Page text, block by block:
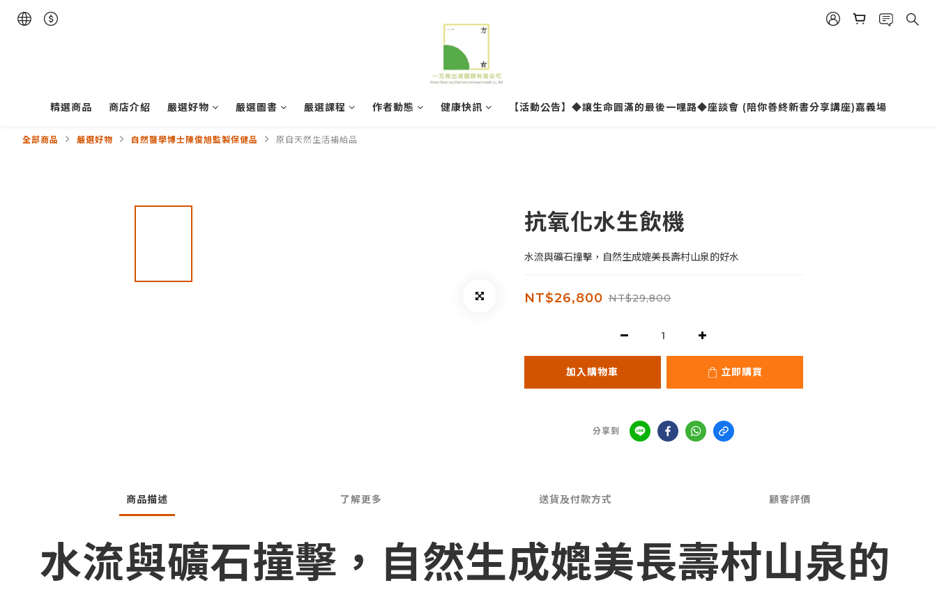
精選商品 商店介紹 嚴選好物 嚴選圖書 嚴選課程 作者動態 健康快訊 【活動公告】◆讓生命圓滿的最後一哩路◆座談會 (陪你善終新書分享講座)嘉義場
全部商品 嚴選好物 自然醫學博士陳俊旭監製保健品 原自天然生活補給品
抗氧化水生飲機
水流與礦石撞擊，自然生成媲美長壽村山泉的好水
NT$26,800 NT$29,800
加入購物車 立即購買
分享到
商品描述 了解更多 送貨及付款方式 顧客評價
水流與礦石撞擊，自然生成媲美長壽村山泉的